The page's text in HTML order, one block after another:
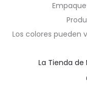
Los colores pueden
La Tienda de